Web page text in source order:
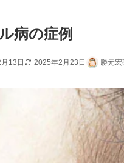
病の症例
13日 2025年2月23日 勝元宏